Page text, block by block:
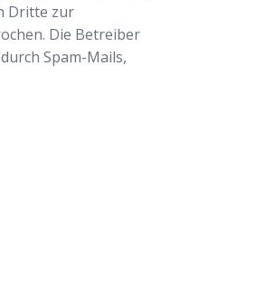
Dritte zur
Die Betreiber
Spam-Mails,